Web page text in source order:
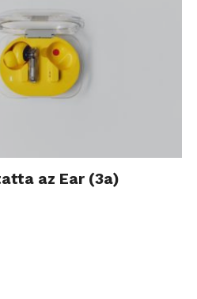
az Ear (3a)